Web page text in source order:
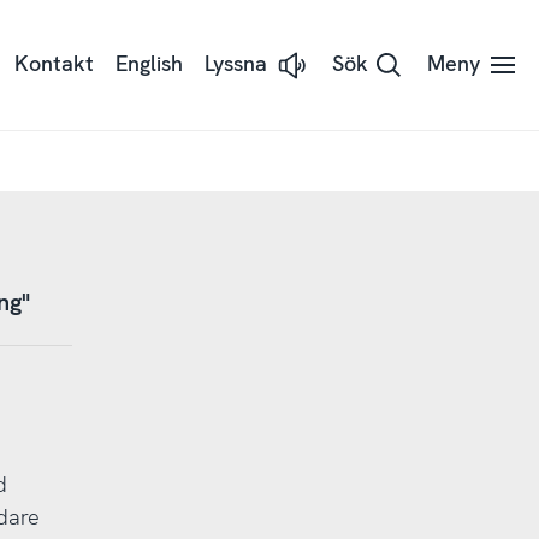
Kontakt English Lyssna
Lyssna Sök Meny